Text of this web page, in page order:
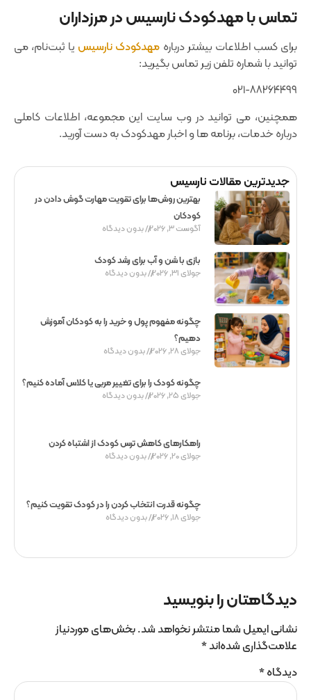
تماس با مهدکودک نارسیس در مرزداران
برای کسب اطلاعات بیشتر درباره مهدکودک نارسیس یا ثبت‌نام، می
‌توانید با شماره تلفن زیر تماس بگیرید:
۰۲۱-۸۸۲۶۴۴۹۹
همچنین، می ‌توانید در وب ‌سایت این مجموعه، اطلاعات کاملی
درباره خدمات، برنامه ‌ها و اخبار مهدکودک به دست آورید.
جدیدترین مقالات نارسیس
بهترین روش‌ها برای تقویت مهارت گوش دادن در
کودکان
آگوست 3, 2026 بدون دیدگاه
بازی با شن و آب برای رشد کودک
جولای 31, 2026 بدون دیدگاه
چگونه مفهوم پول و خرید را به کودکان آموزش
دهیم؟
جولای 28, 2026 بدون دیدگاه
چگونه کودک را برای تغییر مربی یا کلاس آماده کنیم؟
جولای 25, 2026 بدون دیدگاه
راهکارهای کاهش ترس کودک از اشتباه کردن
جولای 20, 2026 بدون دیدگاه
چگونه قدرت انتخاب کردن را در کودک تقویت کنیم؟
جولای 18, 2026 بدون دیدگاه
دیدگاهتان را بنویسید
نشانی ایمیل شما منتشر نخواهد شد.بخش‌های موردنیاز
علامت‌گذاری شده‌اند*
دیدگاه*